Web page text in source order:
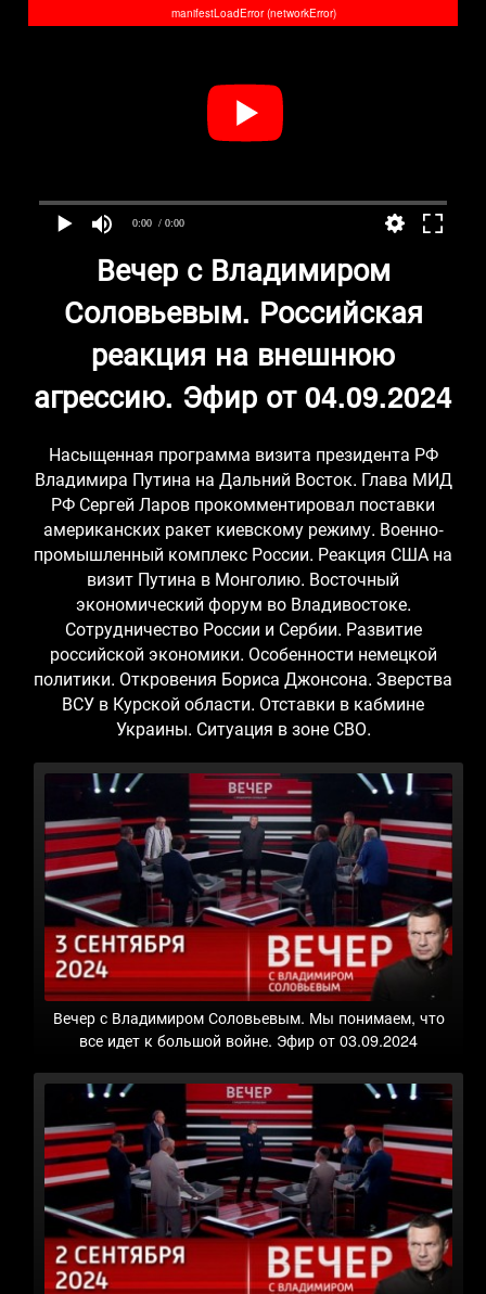
0:00 / 0:00
manifestLoadError (networkError)
Вечер с Владимиром
Соловьевым. Российская
реакция на внешнюю
агрессию. Эфир от 04.09.2024
Насыщенная программа визита президента РФ
Владимира Путина на Дальний Восток. Глава МИД
РФ Сергей Ларов прокомментировал поставки
американских ракет киевскому режиму. Военно-
промышленный комплекс России. Реакция США на
визит Путина в Монголию. Восточный
экономический форум во Владивостоке.
Сотрудничество России и Сербии. Развитие
российской экономики. Особенности немецкой
политики. Откровения Бориса Джонсона. Зверства
ВСУ в Курской области. Отставки в кабмине
Украины. Ситуация в зоне СВО.
Вечер с Владимиром Соловьевым. Мы понимаем, что
все идет к большой войне. Эфир от 03.09.2024